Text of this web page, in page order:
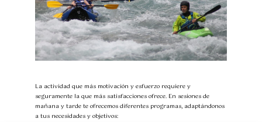
La actividad que más motivación y esfuerzo requiere y
seguramente la que más satisfacciones ofrece. En sesiones de
mañana y tarde te ofrecemos diferentes programas, adaptándonos
a tus necesidades y objetivos: